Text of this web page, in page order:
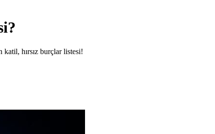
hırsız burçlar listesi!